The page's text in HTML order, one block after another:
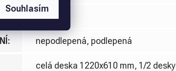
Souhlasím
: nepodlepená, podlepená
celá deska 1220x610 mm, 1/2 desky